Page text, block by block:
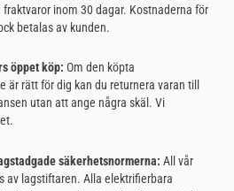
inom 30 dagar. Kostnaderna för
betalas av kunden.
öppet köp: Om den köpta
rätt för dig kan du returnera varan till
utan att ange några skäl. Vi
säkerhetsnormerna: All vår
av lagstiftaren. Alla elektrifierbara